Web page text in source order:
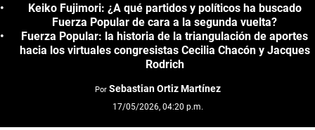
Keiko Fujimori: ¿A qué partidos y políticos ha buscado
Fuerza Popular de cara a la segunda vuelta?
Fuerza Popular: la historia de la triangulación de aportes
hacia los virtuales congresistas Cecilia Chacón y Jacques
Rodrich
Por Sebastian Ortiz Martínez
17/05/2026, 04:20 p.m.